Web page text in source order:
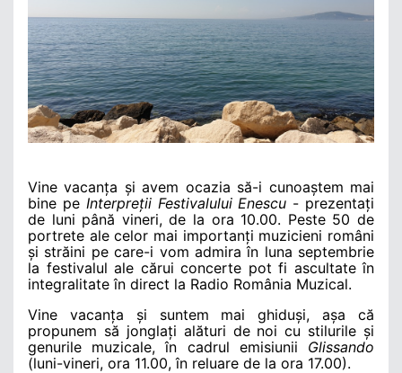
Vine vacanța și avem ocazia să-i cunoaștem mai
bine pe Interpreții Festivalului Enescu - prezentați
de luni până vineri, de la ora 10.00. Peste 50 de
portrete ale celor mai importanți muzicieni români
și străini pe care-i vom admira în luna septembrie
la festivalul ale cărui concerte pot fi ascultate în
integralitate în direct la Radio România Muzical.
Vine vacanța și suntem mai ghiduși, așa că
propunem să jonglați alături de noi cu stilurile și
genurile muzicale, în cadrul emisiunii Glissando
(luni-vineri, ora 11.00, în reluare de la ora 17.00).